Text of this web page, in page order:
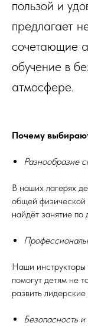
пользой и
предлагает
сочетающие
обучение в
атмосфере.
Почему
Разнообразие
В наших лагерях
общей физической
найдёт занятие по
Наши
помогут детям не
развить
Безопасность